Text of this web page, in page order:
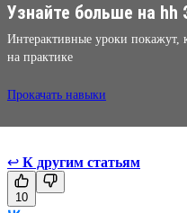
Узнайте больше на hh
Интерактивные уроки покажут,
на практике
Прокачать навыки
↩ К другим статьям
10